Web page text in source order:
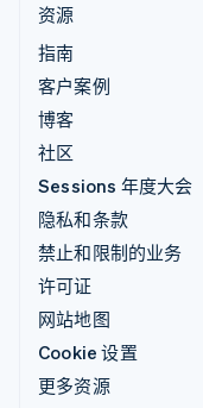
资源
指南
客户案例
博客
社区
Sessions 年度大会
隐私和条款
禁止和限制的业务
许可证
网站地图
Cookie 设置
更多资源